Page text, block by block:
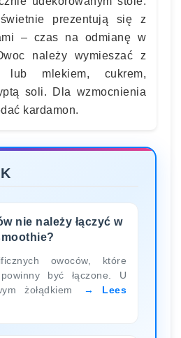
prezentują się z
– czas na odmianę w
należy wymieszać z
lub mlekiem, cukrem,
soli. Dla wzmocnienia
kardamon.
nie należy łączyć w
owoców, które
być łączone. U
żołądkiem
Lees